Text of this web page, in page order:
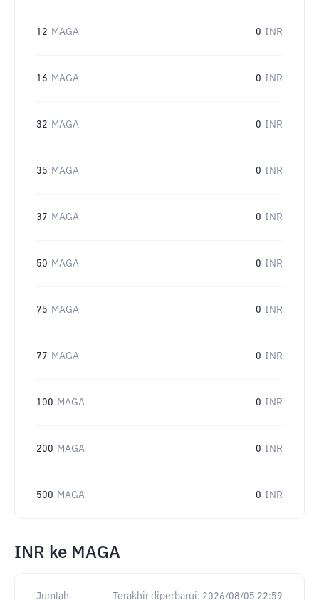
12 MAGA 0 INR
16 MAGA 0 INR
32 MAGA 0 INR
35 MAGA 0 INR
37 MAGA 0 INR
50 MAGA 0 INR
75 MAGA 0 INR
77 MAGA 0 INR
100 MAGA 0 INR
200 MAGA 0 INR
500 MAGA 0 INR
INR ke MAGA
Jumlah Terakhir diperbarui: 2026/08/05 22:59